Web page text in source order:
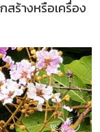
สร้างหรือเครื่อง